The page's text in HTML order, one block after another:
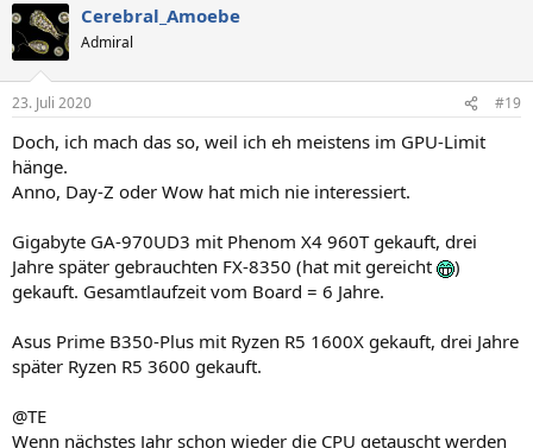
Cerebral_Amoebe
Admiral
23. Juli 2020 #19
Doch, ich mach das so, weil ich eh meistens im GPU-Limit
hänge.
Anno, Day-Z oder Wow hat mich nie interessiert.
Gigabyte GA-970UD3 mit Phenom X4 960T gekauft, drei
Jahre später gebrauchten FX-8350 (hat mit gereicht
)
gekauft. Gesamtlaufzeit vom Board = 6 Jahre.
Asus Prime B350-Plus mit Ryzen R5 1600X gekauft, drei Jahre
später Ryzen R5 3600 gekauft.
@TE
Wenn nächstes Jahr schon wieder die CPU getauscht werden